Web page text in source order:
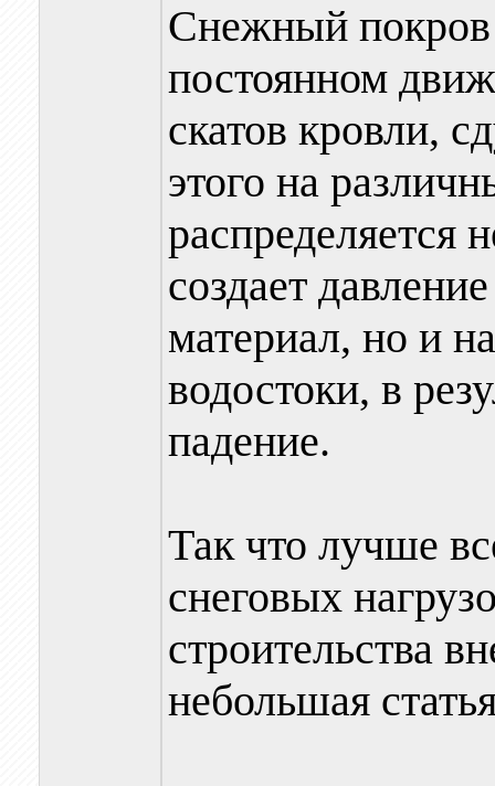
Снежный покров
постоянном
скатов кровли,
этого на
распределяется
создает
материал, но и
водостоки, в
падение.
Так что лучше
снеговых
строительства
небольшая